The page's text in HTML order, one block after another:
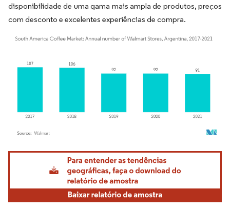
disponibilidade de uma gama mais ampla de produtos, preços
com desconto e excelentes experiências de compra.
Imagem © Mordor Intelligence. O reuso requer atribuição conforme CC BY 4.0.